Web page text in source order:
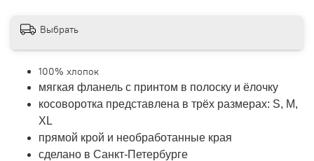
Выбрать
100% хлопок
мягкая фланель с принтом в полоску и ёлочку
косоворотка представлена в трёх размерах: S, M,
XL
прямой крой и необработанные края
сделано в Санкт-Петербурге